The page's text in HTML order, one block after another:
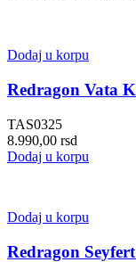
Dodaj u korpu
Redragon Vata
TAS0325
8.990,00 rsd
Dodaj u korpu
Dodaj u korpu
Redragon